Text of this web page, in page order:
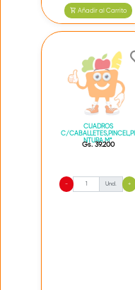
Añadir al Carrito
CUADROS
C/CABALLETES,PINCEL,PI
NTURA M*
Gs. 39.200
- Und. +